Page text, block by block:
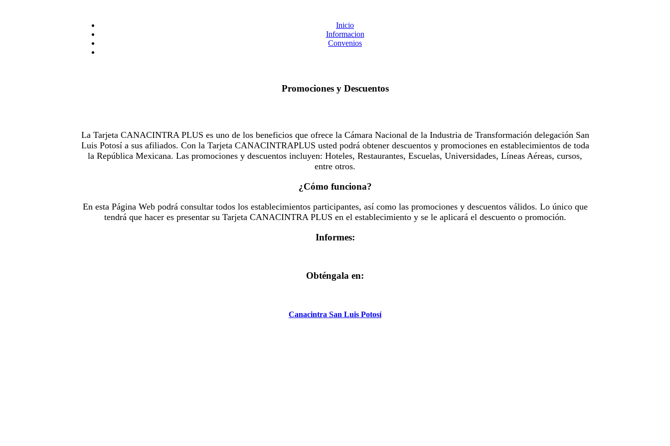
Inicio
Informacion
Convenios
Promociones y Descuentos
La Tarjeta CANACINTRA PLUS es uno de los beneficios que ofrece la Cámara Nacional de la Industria de Transformación delegación San
Luis Potosí a sus afiliados. Con la Tarjeta CANACINTRAPLUS usted podrá obtener descuentos y promociones en establecimientos de toda
la República Mexicana. Las promociones y descuentos incluyen: Hoteles, Restaurantes, Escuelas, Universidades, Líneas Aéreas, cursos,
entre otros.
¿Cómo funciona?
En esta Página Web podrá consultar todos los establecimientos participantes, así como las promociones y descuentos válidos. Lo único que
tendrá que hacer es presentar su Tarjeta CANACINTRA PLUS en el establecimiento y se le aplicará el descuento o promoción.
Informes:
Obténgala en:
Canacintra San Luis Potosí